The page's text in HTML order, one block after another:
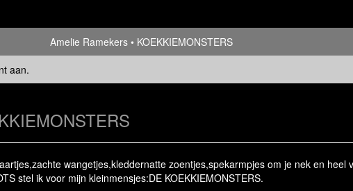
Amelie Ramekers
KOEKKIEMONSTERS
aan.
wangetjes,kleddernatte zoentjes,spekarmpjes om je nek en heel
stel ik voor mijn kleinmensjes:DE KOEKKIEMONSTERS.